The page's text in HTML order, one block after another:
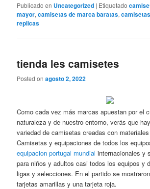
Publicado en Uncategorized | Etiquetado
mayor,camisetas de marca baratas,
replicas
tienda les camisetes
Posted onagosto 2, 2022
Como cada vez más marcas apuestan por el
naturaleza y de nuestro entorno, verás que
variedad de camisetas creadas con
Camisetas y equipaciones de todos los
equipacion portugal mundial internacionales y
para niños y adultos casi todos los equipos y
ligas y selecciones. En el partido se
tarjetas amarillas y una tarjeta roja.